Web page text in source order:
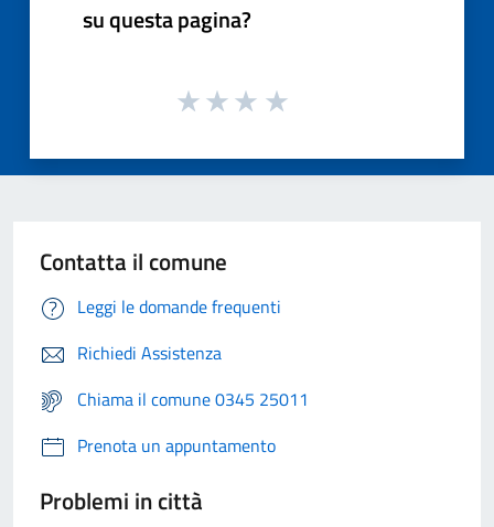
su questa pagina?
Contatta il comune
Leggi le domande frequenti
Richiedi Assistenza
Chiama il comune 0345 25011
Prenota un appuntamento
Problemi in città